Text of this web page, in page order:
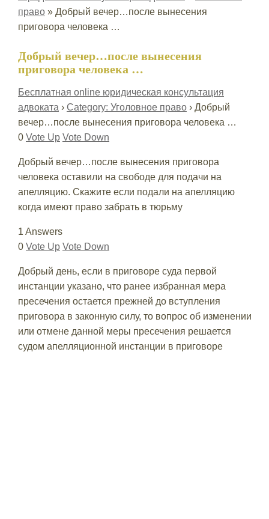
право» Добрый вечер…после вынесения
приговора человека …
Добрый вечер…после вынесения
приговора человека …
Бесплатная online юридическая консультация
адвоката › Category: Уголовное право› Добрый
вечер…после вынесения приговора человека …
0 Vote Up Vote Down
Добрый вечер…после вынесения приговора
человека оставили на свободе для подачи на
апелляцию. Скажите если подали на апелляцию
когда имеют право забрать в тюрьму
1 Answers
0 Vote Up Vote Down
Добрый день, если в приговоре суда первой
инстанции указано, что ранее избранная мера
пресечения остается прежней до вступления
приговора в законную силу, то вопрос об изменении
или отмене данной меры пресечения решается
судом апелляционной инстанции в приговоре